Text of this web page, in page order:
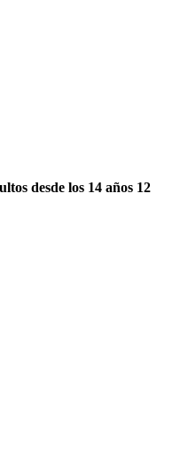
desde los 14 años 12